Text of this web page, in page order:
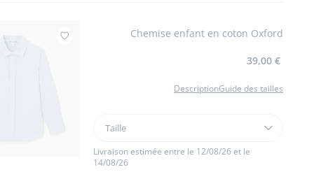
Ajouter à mes favoris : Chemise enfant en
Chemise enfant en coton Oxford
39,00 €
Description Guide des tailles
Taille
Chemise
enfant
en
Taille
Livraison estimée entre le 12/08/26 et le
14/08/26